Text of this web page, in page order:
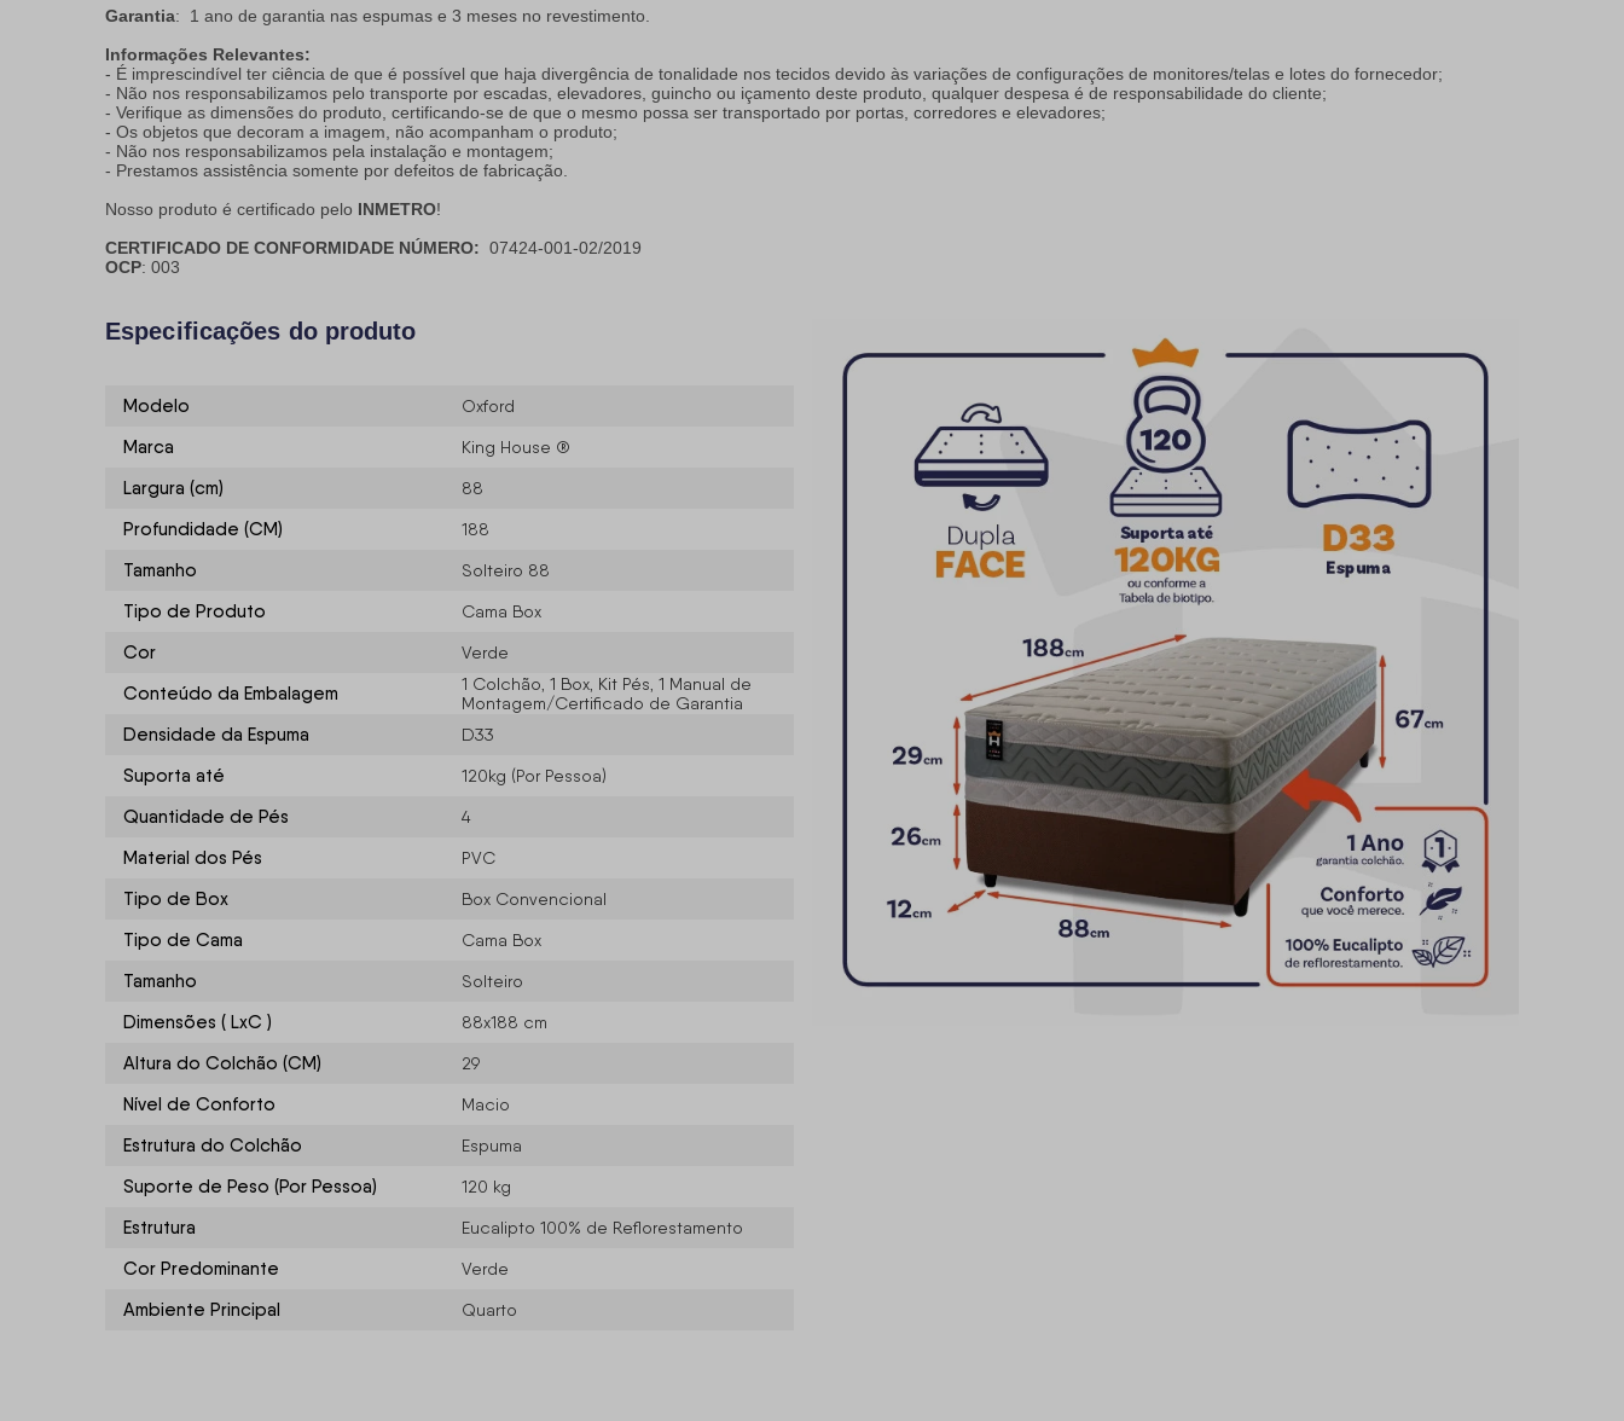
Garantia: 1 ano de garantia nas espumas e 3 meses no revestimento.
Informações Relevantes:
- É imprescindível ter ciência de que é possível que haja divergência de tonalidade nos tecidos devido às variações de configurações de monitores/telas e lotes do fornecedor;
- Não nos responsabilizamos pelo transporte por escadas, elevadores, guincho ou içamento deste produto, qualquer despesa é de responsabilidade do cliente;
- Verifique as dimensões do produto, certificando-se de que o mesmo possa ser transportado por portas, corredores e elevadores;
- Os objetos que decoram a imagem, não acompanham o produto;
- Não nos responsabilizamos pela instalação e montagem;
- Prestamos assistência somente por defeitos de fabricação.
Nosso produto é certificado pelo INMETRO!
CERTIFICADO DE CONFORMIDADE NÚMERO: 07424-001-02/2019
OCP: 003
Especificações do produto
Modelo Oxford
Marca King House ®
Largura (cm) 88
Profundidade (CM) 188
Tamanho Solteiro 88
Tipo de Produto Cama Box
Cor Verde
Conteúdo da Embalagem
1 Colchão, 1 Box, Kit Pés, 1 Manual de
Montagem/Certificado de Garantia
Densidade da Espuma D33
Suporta até 120kg (Por Pessoa)
Quantidade de Pés 4
Material dos Pés PVC
Tipo de Box Box Convencional
Tipo de Cama Cama Box
Tamanho Solteiro
Dimensões ( LxC ) 88x188 cm
Altura do Colchão (CM) 29
Nível de Conforto Macio
Estrutura do Colchão Espuma
Suporte de Peso (Por Pessoa) 120 kg
Estrutura Eucalipto 100% de Reflorestamento
Cor Predominante Verde
Ambiente Principal Quarto